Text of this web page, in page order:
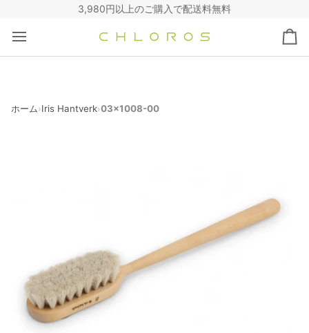
3,980円以上のご購入で配送料無料
カ
ー
ホーム›Iris Hantverk›03x1008-00